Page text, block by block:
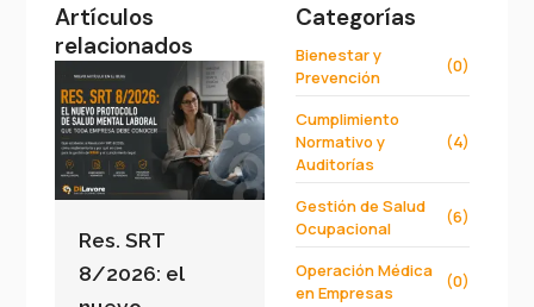
Artículos
relacionados
Res. SRT
8/2026: el
Categorías
Bienestar y
Prevención
(0)
Cumplimiento
Normativo y
Auditorías
(4)
Gestión de Salud
Ocupacional
(6)
Operación Médica
en Empresas
(0)